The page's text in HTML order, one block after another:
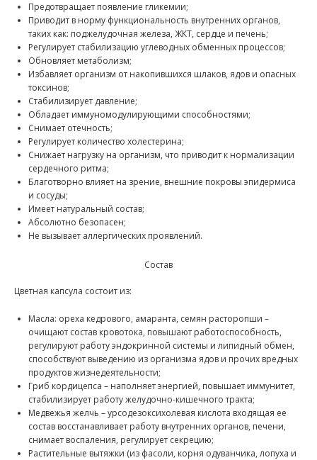
Предотвращает появление гликемии;
Приводит в норму функциональность внутренних органов,
таких как: поджелудочная железа, ЖКТ, сердце и печень;
Регулирует стабилизацию углеводных обменных процессов;
Обновляет метаболизм;
Избавляет организм от накопившихся шлаков, ядов и опасных
токсинов;
Стабилизирует давление;
Обладает иммуномодулирующими способностями;
Снимает отечность;
Регулирует количество холестерина;
Снижает нагрузку на организм, что приводит к нормализации
сердечного ритма;
Благотворно влияет на зрение, внешние покровы эпидермиса
и сосуды;
Имеет натуральный состав;
Абсолютно безопасен;
Не вызывает аллергических проявлений.
Состав
Цветная капсула состоит из:
Масла: ореха кедрового, амаранта, семян расторопши –
очищают состав кровотока, повышают работоспособность,
регулируют работу эндокринной системы и липидный обмен,
способствуют выведению из организма ядов и прочих вредных
продуктов жизнедеятельности;
Гриб кордицепса – наполняет энергией, повышает иммунитет,
стабилизирует работу желудочно-кишечного тракта;
Медвежья желчь – урсодезоксихолевая кислота входящая ее
состав восстанавливает работу внутренних органов, печени,
снимает воспаления, регулирует секрецию;
Растительные вытяжки (из фасоли, корня одуванчика, лопуха и